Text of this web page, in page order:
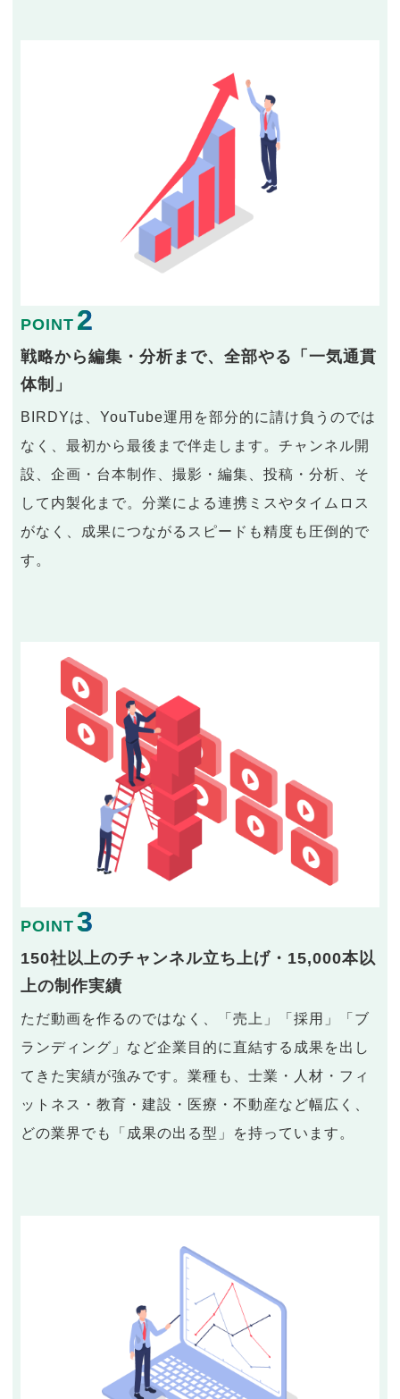
POINT 2
戦略から編集・分析まで、全部やる「一気通貫
体制」
BIRDYは、YouTube運用を部分的に請け負うのでは
なく、最初から最後まで伴走します。チャンネル開
設、企画・台本制作、撮影・編集、投稿・分析、そ
して内製化まで。分業による連携ミスやタイムロス
がなく、成果につながるスピードも精度も圧倒的で
す。
POINT 3
150社以上のチャンネル立ち上げ・15,000本以
上の制作実績
ただ動画を作るのではなく、「売上」「採用」「ブ
ランディング」など企業目的に直結する成果を出し
てきた実績が強みです。業種も、士業・人材・フィ
ットネス・教育・建設・医療・不動産など幅広く、
どの業界でも「成果の出る型」を持っています。